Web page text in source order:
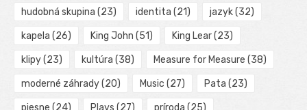
hudobná skupina (23) identita (21) jazyk(32)
kapela (26) King John (51) King Lear(23)
klipy(23) kultúra (38) Measure for Measure (38)
moderné záhrady(20) Music (27) Pata (23)
piesne (24) Plays (27) príroda (25)